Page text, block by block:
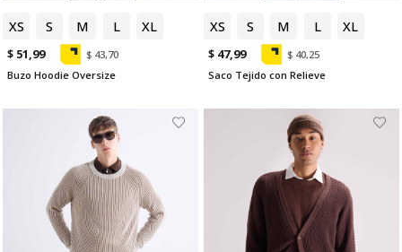
XS S M L XL
$ 51,99
$ 43,70
Buzo Hoodie Oversize
XS S M L XL
$ 47,99
$ 40,25
Saco Tejido con Relieve